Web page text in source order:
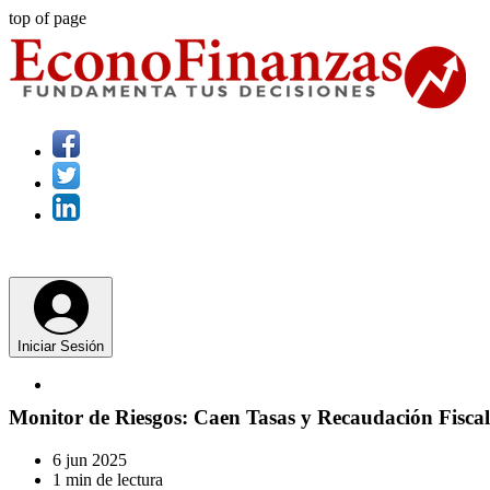
top of page
Iniciar Sesión
Monitor de Riesgos: Caen Tasas y Recaudación Fiscal
6 jun 2025
1 min de lectura